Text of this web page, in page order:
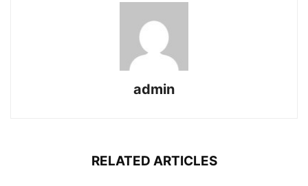
admin
RELATED ARTICLES